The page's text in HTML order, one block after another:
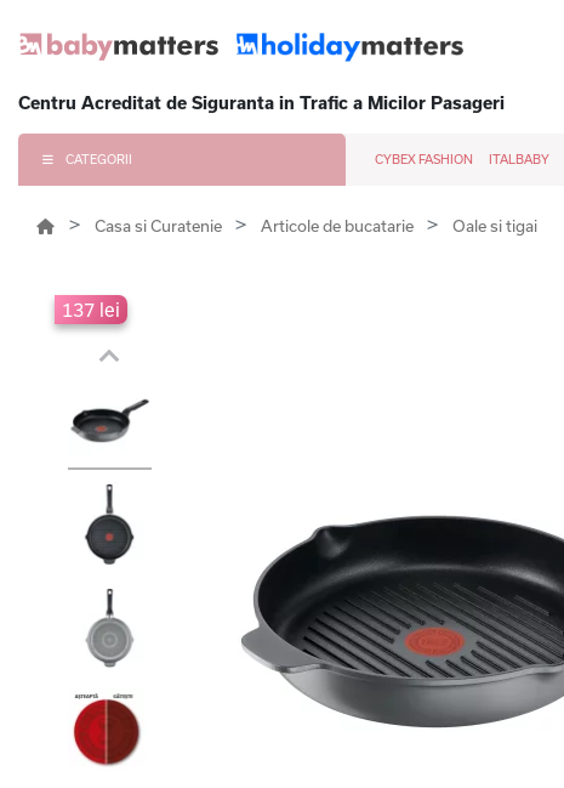
Centru Acreditat de Siguranta in Trafic a Micilor Pasageri
CATEGORII CYBEX FASHION ITALBABY
Casa si Curatenie Articole de bucatarie Oale si tigai
137 lei